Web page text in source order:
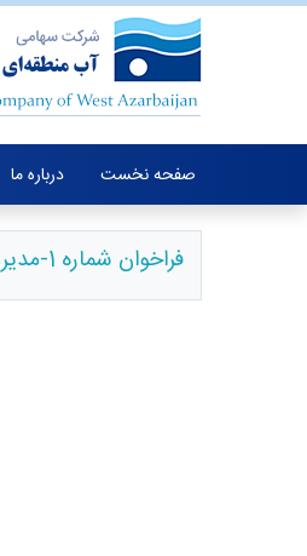
صفحه نخست درباره ما
فراخوان شماره 1-مدیر مدیریت منابع آب شهرستان های خوی و بوکان